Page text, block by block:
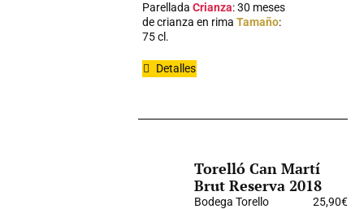
Parellada Crianza: 30 meses
de crianza en rima Tamaño:
75 cl.
Detalles
Torelló Can Martí
Brut Reserva 2018
Bodega Torello 25,90€